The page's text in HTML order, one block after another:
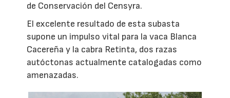
de Conservación del Censyra.
El excelente resultado de esta subasta
supone un impulso vital para la vaca Blanca
Cacereña y la cabra Retinta, dos razas
autóctonas actualmente catalogadas como
amenazadas.